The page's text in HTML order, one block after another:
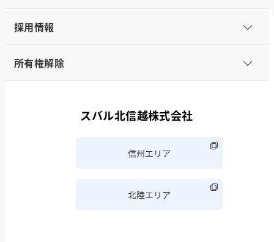
採用情報
所有権解除
スバル北信越株式会社
信州エリア
北陸エリア